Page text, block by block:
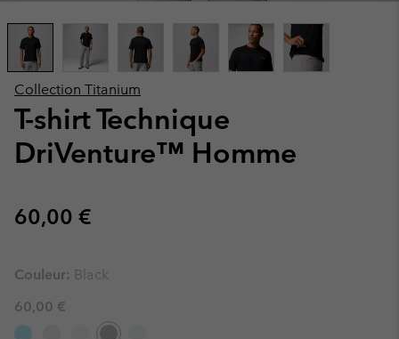
Collection Titanium
T-shirt Technique
DriVenture™ Homme
Regular price:
60,00 €
Couleur: Black
60,00 €